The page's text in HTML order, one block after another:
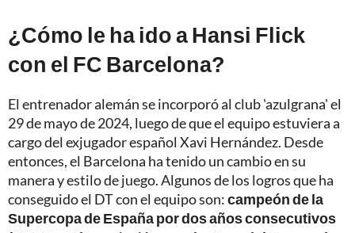
¿Cómo le ha ido a Hansi Flick
con el FC Barcelona?
El entrenador alemán se incorporó al club 'azulgrana' el
29 de mayo de 2024, luego de que el equipo estuviera a
cargo del exjugador español Xavi Hernández. Desde
entonces, el Barcelona ha tenido un cambio en su
manera y estilo de juego. Algunos de los logros que ha
conseguido el DT con el equipo son:campeón de la
Supercopa de España por dos años consecutivos